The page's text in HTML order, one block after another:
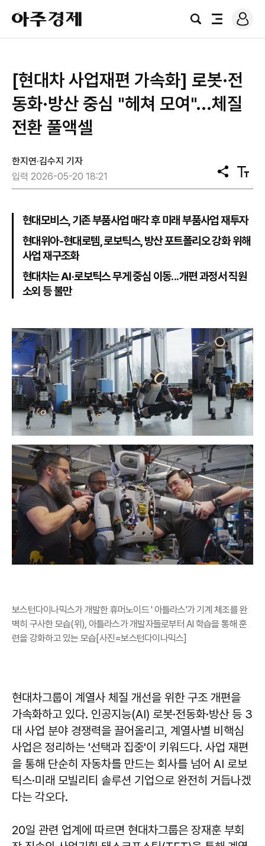
아
주
경
검
전
로
그
[현대차 사업재편 가속화] 로봇·전
동화·방산 중심 "헤쳐 모여"...체질
전환 풀액셀
한지연·김수지 기자
입력 2026-05-20 18:21
공
유
텍
스
기
현대모비스, 기존 부품사업 매각 후 미래 부품사업 재투자
현대위아-현대로템, 로보틱스, 방산 포트폴리오 강화 위해
사업 재구조화
현대차는 AI·로보틱스 무게 중심 이동...개편 과정서 직원
소외 등 불만
보스턴다이나믹스가 개발한 휴머노이드 ' 아틀라스'가 기계 체조를 완
벽히 구사한 모습(위), 아틀라스가 개발자들로부터 AI 학습을 통해 훈
련을 강화하고 있는 모습[사진=보스턴다이나믹스]
현대차그룹이 계열사 체질 개선을 위한 구조 개편을
가속화하고 있다. 인공지능(AI) 로봇·전동화·방산 등 3
대 사업 분야 경쟁력을 끌어올리고, 계열사별 비핵심
사업은 정리하는 '선택과 집중'이 키워드다. 사업 재편
을 통해 단순히 자동차를 만드는 회사를 넘어 AI 로보
틱스·미래 모빌리티 솔루션 기업으로 완전히 거듭나겠
다는 각오다.
20일 관련 업계에 따르면 현대차그룹은 장재훈 부회